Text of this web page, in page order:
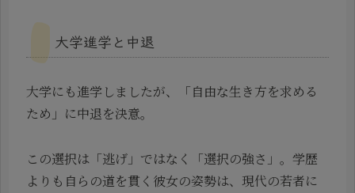
大学進学と中退
大学にも進学しましたが、「自由な生き方を求める
ため」に中退を決意。
この選択は「逃げ」ではなく「選択の強さ」。学歴
よりも自らの道を貫く彼女の姿勢は、現代の若者に